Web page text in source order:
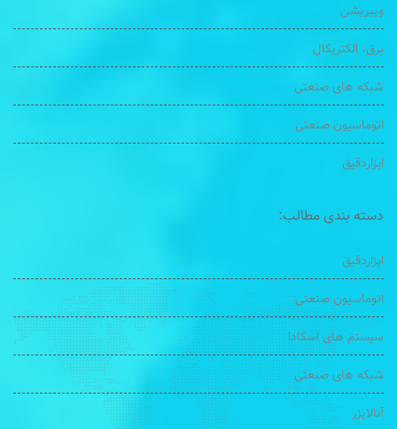
ویبریشن
برق، الکتریکال
شبکه های صنعتی
اتوماسیون صنعتی
ابزاردقیق
دسته بندی مطالب:
ابزاردقیق
اتوماسیون صنعتی
سیستم های اسکادا
شبکه های صنعتی
آنالایزر